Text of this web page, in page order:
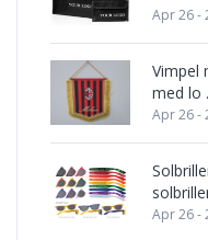
Apr 26 -
Vimpel
med lo
Apr 26 -
Apr 26 -